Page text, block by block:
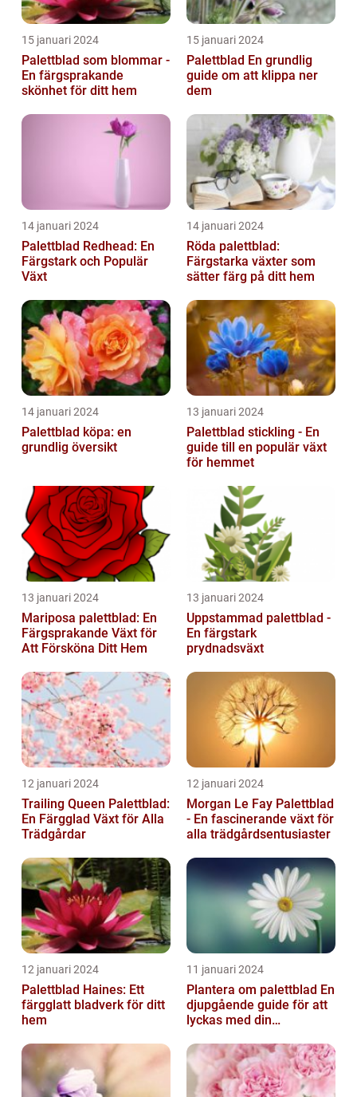
15 januari 2024
Palettblad som blommar -
En färgsprakande
skönhet för ditt hem
15 januari 2024
Palettblad En grundlig
guide om att klippa ner
dem
14 januari 2024
Palettblad Redhead: En
Färgstark och Populär
Växt
14 januari 2024
Röda palettblad:
Färgstarka växter som
sätter färg på ditt hem
14 januari 2024
Palettblad köpa: en
grundlig översikt
13 januari 2024
Palettblad stickling - En
guide till en populär växt
för hemmet
13 januari 2024
Mariposa palettblad: En
Färgsprakande Växt för
Att Försköna Ditt Hem
13 januari 2024
Uppstammad palettblad -
En färgstark
prydnadsväxt
12 januari 2024
Trailing Queen Palettblad:
En Färgglad Växt för Alla
Trädgårdar
12 januari 2024
Morgan Le Fay Palettblad
- En fascinerande växt för
alla trädgårdsentusiaster
12 januari 2024
Palettblad Haines: Ett
färgglatt bladverk för ditt
hem
11 januari 2024
Plantera om palettblad En
djupgående guide för att
lyckas med din